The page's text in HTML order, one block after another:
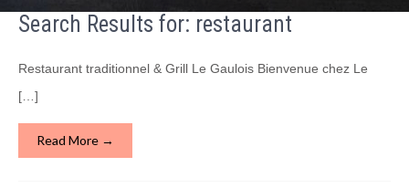
Search Results for: restaurant
Restaurant traditionnel & Grill Le Gaulois Bienvenue chez Le
[…]
Read More →